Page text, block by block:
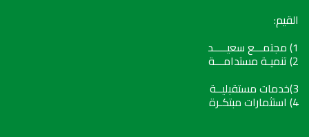
القيم:
1) مجتمـــع سعيـــــد
2) تنميـة مستدامـــة
3)خدمات مستقبليــة
4) استثمارات مبتكـرة